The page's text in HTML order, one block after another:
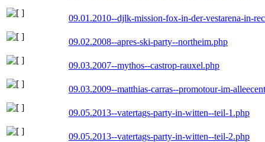
09.01.2010--djlk-mission-fox-in-der-vestarena-in-
09.02.2008--apres-ski-party--northeim.php
09.03.2007--mythos--castrop-rauxel.php
09.03.2009--matthias-carras--promotour-im-
09.05.2013--vatertags-party-in-witten--teil-1.php
09.05.2013--vatertags-party-in-witten--teil-2.php